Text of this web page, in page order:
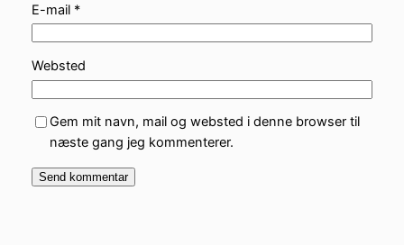
E-mail *
Websted
Gem mit navn, mail og websted i denne browser til
næste gang jeg kommenterer.